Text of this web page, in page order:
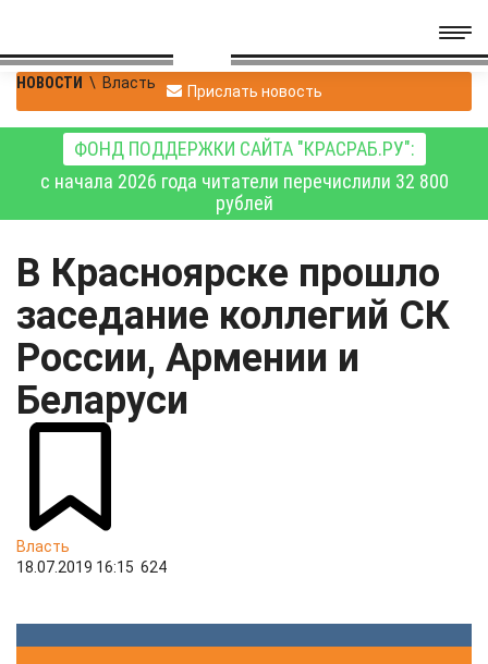
НОВОСТИ \ Власть Прислать новость
ФОНД ПОДДЕРЖКИ САЙТА "КРАСРАБ.РУ":
с начала 2026 года читатели перечислили 32 800
рублей
В Красноярске прошло
заседание коллегий СК
России, Армении и
Беларуси
Власть
18.07.2019 16:15 624